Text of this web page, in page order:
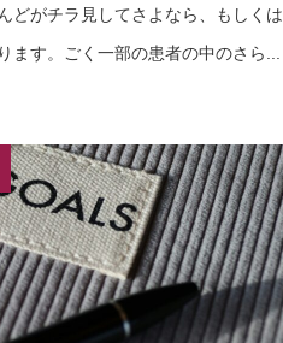
どがチラ見してさよなら、もしくは
ます。ごく一部の患者の中のさら...